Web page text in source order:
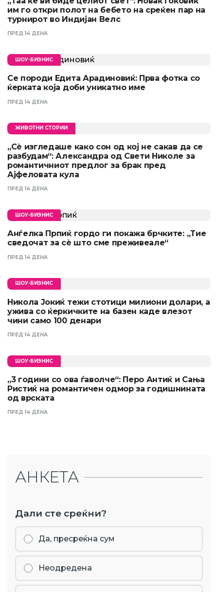
им го откри полот на бебето на среќен пар на
турнирот во Индијан Велс
ПРЕД 14 ДЕНА
ШОУ-БИЗНИС
Се породи Едита Арадиновиќ: Прва фотка со
ќерката која доби уникатно име
ПРЕД 14 ДЕНА
ЖИВОТНИ СТОРИИ
„Сè изгледаше како сон од кој не сакав да се
разбудам“: Александра од Свети Николе за
романтичниот предлог за брак пред
Ајфеловата кула
ПРЕД 14 ДЕНА
ШОУ-БИЗНИС
Анѓелка Прпиќ гордо ги покажа брчките: „Тие
сведочат за сè што сме преживеале“
ПРЕД 14 ДЕНА
ШОУ-БИЗНИС
Никола Јокиќ тежи стотици милиони долари, а
ужива со ќеркичките на базен каде влезот
чини само 100 денари
ПРЕД 14 ДЕНА
ШОУ-БИЗНИС
„3 години со ова ѓаволче“: Перо Антиќ и Сања
Ристиќ на романтичен одмор за годишнината
од врската
ПРЕД 14 ДЕНА
АНКЕТА
Дали сте среќни?
Да, пресреќна сум
Неодредена